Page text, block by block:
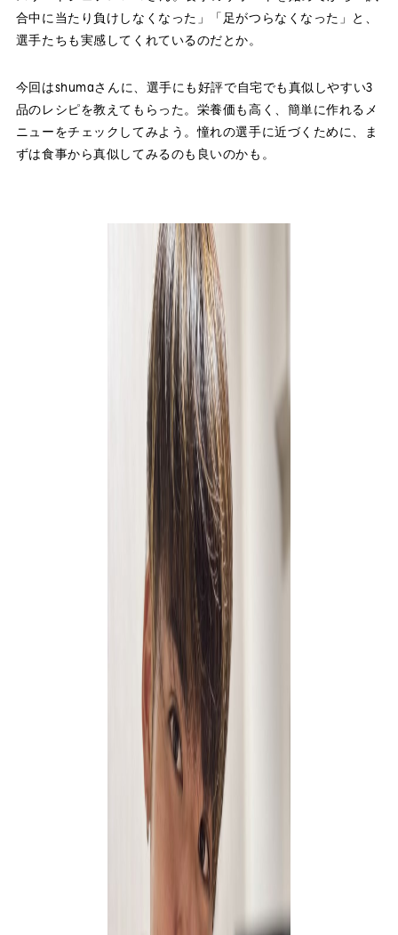
合中に当たり負けしなくなった」「足がつらなくなった」と、
選手たちも実感してくれているのだとか。
今回はshumaさんに、選手にも好評で自宅でも真似しやすい3
品のレシピを教えてもらった。栄養価も高く、簡単に作れるメ
ニューをチェックしてみよう。憧れの選手に近づくために、ま
ずは食事から真似してみるのも良いのかも。